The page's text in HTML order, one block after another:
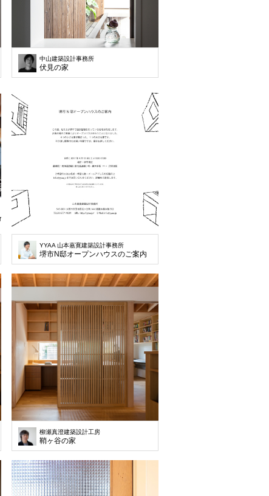
中山建築設計事務所
伏見の家
YYAA 山本嘉寛建築設計事務所
堺市N邸オープンハウスのご案内
柳瀬真澄建築設計工房
鞘ヶ谷の家